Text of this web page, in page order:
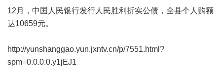
12月，中国人民银行发行人民胜利折实公债，全县个人购额
达10659元。
http://yunshanggao.yun.jxntv.cn/p/7551.html?
spm=0.0.0.0.y1jEJ1